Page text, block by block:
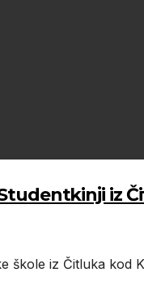
Studentkinji
škole iz Čitluka